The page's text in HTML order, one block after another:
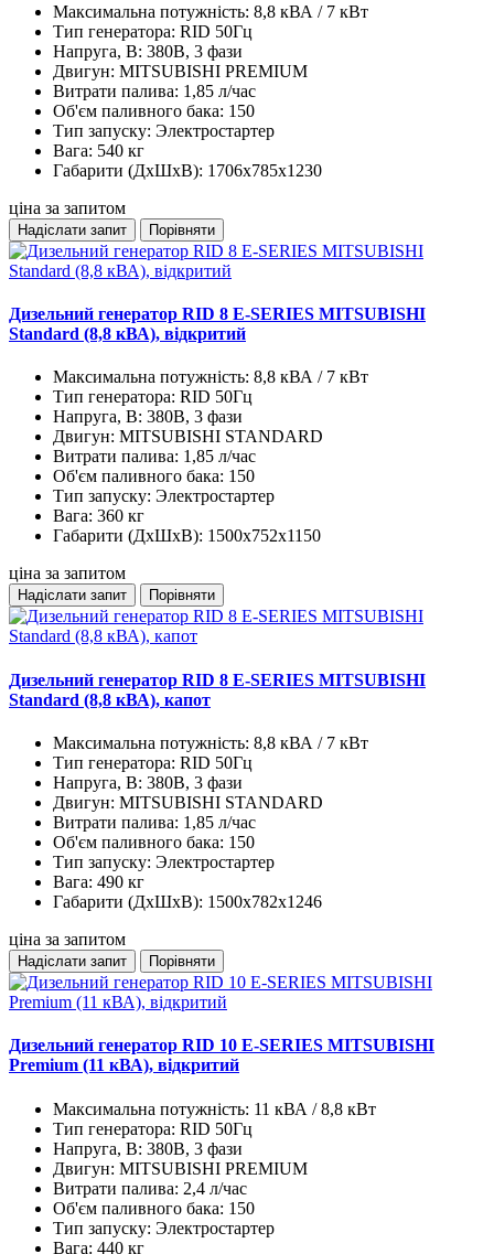
Максимальна потужність: 8,8 кВА / 7 кВт
Тип генератора: RID 50Гц
Напруга, В: 380В, 3 фази
Двигун: MITSUBISHI PREMIUM
Витрати палива: 1,85 л/час
Об'єм паливного бака: 150
Тип запуску: Электростартер
Вага: 540 кг
Габарити (ДхШхВ): 1706x785x1230
ціна за запитом
Надіслати запит Порівняти
Дизельний генератор RID 8 E-SERIES MITSUBISHI
Standard (8,8 кВА), відкритий
Максимальна потужність: 8,8 кВА / 7 кВт
Тип генератора: RID 50Гц
Напруга, В: 380В, 3 фази
Двигун: MITSUBISHI STANDARD
Витрати палива: 1,85 л/час
Об'єм паливного бака: 150
Тип запуску: Электростартер
Вага: 360 кг
Габарити (ДхШхВ): 1500x752x1150
ціна за запитом
Надіслати запит Порівняти
Дизельний генератор RID 8 E-SERIES MITSUBISHI
Standard (8,8 кВА), капот
Максимальна потужність: 8,8 кВА / 7 кВт
Тип генератора: RID 50Гц
Напруга, В: 380В, 3 фази
Двигун: MITSUBISHI STANDARD
Витрати палива: 1,85 л/час
Об'єм паливного бака: 150
Тип запуску: Электростартер
Вага: 490 кг
Габарити (ДхШхВ): 1500x782x1246
ціна за запитом
Надіслати запит Порівняти
Дизельний генератор RID 10 E-SERIES MITSUBISHI
Premium (11 кВА), відкритий
Максимальна потужність: 11 кВА / 8,8 кВт
Тип генератора: RID 50Гц
Напруга, В: 380В, 3 фази
Двигун: MITSUBISHI PREMIUM
Витрати палива: 2,4 л/час
Об'єм паливного бака: 150
Тип запуску: Электростартер
Вага: 440 кг